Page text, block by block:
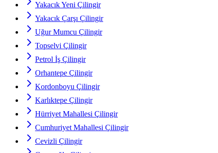
Yakacık Yeni Çilingir
Yakacık Çarşı Çilingir
Uğur Mumcu Çilingir
Topselvi Çilingir
Petrol İş Çilingir
Orhantepe Çilingir
Kordonboyu Çilingir
Karlıktepe Çilingir
Hürriyet Mahallesi Çilingir
Cumhuriyet Mahallesi Çilingir
Cevizli Çilingir